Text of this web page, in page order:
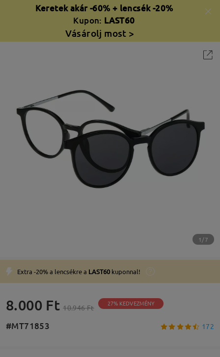
Keretek akár -60% + lencsék -20%
Kupon: LAST60
Vásárolj most >
1/7
Extra -20% a lencsékre a LAST60 kuponnal!
8.000 Ft 10.946 Ft 27% KEDVEZMÉNY
#MT71853 172